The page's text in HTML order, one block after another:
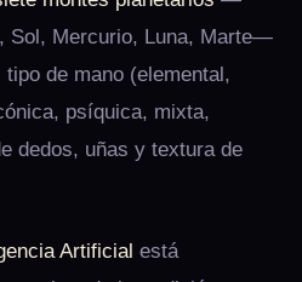
Sol, Mercurio, Luna, Marte—
de mano (elemental,
psíquica, mixta,
dedos, uñas y textura de
Artificial está